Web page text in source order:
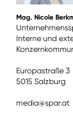
Mag. Nicole
Interne und
Europastraße 3
5015 Salzburg
media@spar.at